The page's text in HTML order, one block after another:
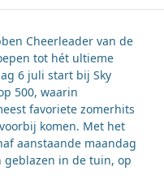
Cheerleader van de
tot hét ultieme
6 juli start bij Sky
500, waarin
favoriete zomerhits
komen. Met het
aanstaande maandag
in de tuin, op